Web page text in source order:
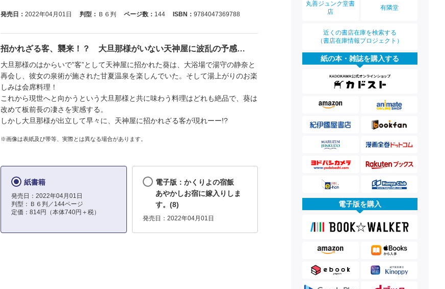
発売日： 2022年04月01日 判型： Ｂ６判 ページ数： 144 ISBN： 9784047369788
招かれざる客、襲来！？ 大旦那様がいない天神屋に波乱の予感…
大旦那様のはからいで”客”として天神屋に招かれた葵は、大浴場で湯守の静奈と
再会し、彼女の泉術が施された甘夏温泉を楽しんでいた。そして湯上がりのお楽
しみは会席料理！
これから現世へと向かうという大旦那様と共に味わう料理はどれも絶品で、葵は
改めて板前長の凄さを実感する。
しかし大旦那様が出立して早々に、天神屋に招かれざる客が現れーー!?
※画像は表紙及び帯等、実際とは異なる場合があります。
紙書籍
発売日：2022年04月01日
判型：Ｂ６判／144ページ
定価：814円（本体740円＋税）
電子版：かくりよの宿飯
あやかしお宿に嫁入りしま
す。(8)
発売日：2022年04月01日
丸善ジュンク堂書
店
有隣堂
近くの書店在庫を検索する
（書店在庫情報プロジェクト）
紙の本・雑誌を購入する
電子版を購入